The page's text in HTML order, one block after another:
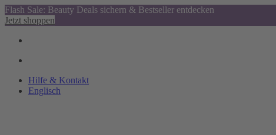
Flash Sale: Beauty Deals sichern & Bestseller entdecken
Jetzt shoppen
Hilfe & Kontakt
Englisch